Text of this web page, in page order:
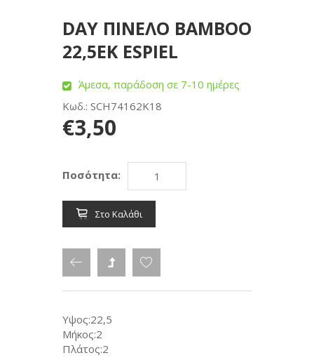
DAY ΠΙΝΕΛΟ ΒΑΜΒΟΟ
22,5ΕΚ ESPIEL
Άμεσα, παράδοση σε 7-10 ημέρες
Κωδ.: SCH74162K18
€3,50
Ποσότητα:
Στο Καλάθι
Υψος:22,5
Μήκος:2
Πλάτος:2